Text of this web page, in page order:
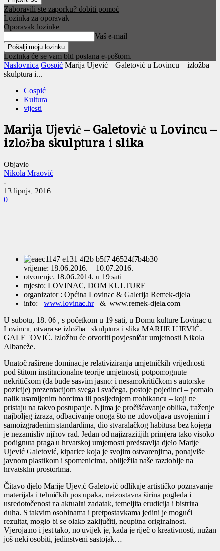
Zaboravili ste zaporku? dobiti pomoć
Lozinka za oporavak
Oporavak lozinke
Vaš e-mail
Lozinka će se vam biti poslana e-poštom.
Naslovnica Gospić Marija Ujević – Galetović u Lovincu – izložba
skulptura i...
Gospić
Kultura
vijesti
Marija Ujević – Galetović u Lovincu –
izložba skulptura i slika
Objavio
Nikola Mraović
-
13 lipnja, 2016
0
vrijeme: 18.06.2016. – 10.07.2016.
otvorenje: 18.06.2014. u 19 sati
mjesto: LOVINAC, DOM KULTURE
organizator : Općina Lovinac & Galerija Remek-djela
info: www.lovinac.hr& www.remek-djela.com
U subotu, 18. 06 , s početkom u 19 sati, u Domu kulture Lovinac u
Lovincu, otvara se izložba skulptura i slika MARIJE UJEVIĆ-
GALETOVIĆ. Izložbu će otvoriti povjesničar umjetnosti Nikola
Albaneže.
Unatoč raširene dominacije relativiziranja umjetničkih vrijednosti
pod štitom institucionalne teorije umjetnosti, potpomognute
nekritičkom (da bude sasvim jasno: i nesamokritičkom s autorske
pozicije) prezentacijom svega i svačega, postoje pojedinci – pomalo
nalik usamljenim borcima ili posljednjem mohikancu – koji ne
pristaju na takvo postupanje. Njima je pročišćavanje oblika, traženje
najboljeg izraza, odbacivanje onoga što ne udovoljava usvojenim i
samoizgrađenim standardima, dio stvaralačkog habitusa bez kojega
je nezamisliv njihov rad. Jedan od najizrazitijih primjera tako visoko
podignuta praga u hrvatskoj umjetnosti predstavlja djelo Marije
Ujević Galetović, kiparice koja je svojim ostvarenjima, ponajviše
javnom plastikom i spomenicima, obilježila naše razdoblje na
hrvatskim prostorima.
Čitavo djelo Marije Ujević Galetović odlikuje artističko poznavanje
materijala i tehničkih postupaka, neizostavna širina pogleda i
usredotočenost na aktualni zadatak, temeljita erudicija i bistrina
duha. S takvim osobinama i pretpostavkama jedini je mogući
rezultat, moglo bi se olako zaključiti, neupitna originalnost.
Vjerojatno i jest tako, no uvijek je, kada je riječ o kreativnosti, nužan
još neki osobiti, jedinstveni sastojak…